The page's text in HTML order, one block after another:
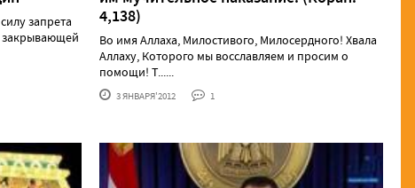
запрета
4,138)
Во имя Аллаха, Милостивого, Милосердного! Хвала
Аллаху, Которого мы восславляем и просим о
помощи! Т......
3 ЯНВАРЯ'2012 1